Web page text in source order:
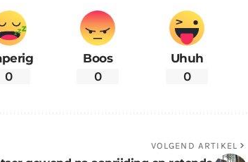
0
Boos
0
Uhuh
0
VOLGEND ARTIKEL